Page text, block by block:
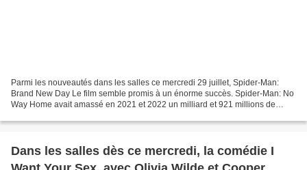
Parmi les nouveautés dans les salles ce mercredi 29 juillet, Spider-Man:
Brand New Day Le film semble promis à un énorme succès. Spider-Man: No
Way Home avait amassé en 2021 et 2022 un milliard et 921 millions de
Dans les salles dès ce mercredi, la comédie I